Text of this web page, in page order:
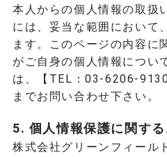
本人からの個人情報の取扱
には、妥当な範囲において
ます。このページの内容に
がご自身の個人情報につい
は、【TEL：03-6206-9130
までお問い合わせ下さい。
5. 個人情報保護に関す
株式会社グリーンフィール